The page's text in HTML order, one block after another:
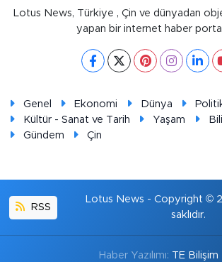
Lotus News, Türkiye , Çin ve dünyadan
yapan bir internet haber
Genel Ekonomi Dünya
Kültür - Sanat ve Tarih
Yaşam
Gündem
Çin
RSS
Lotus News - Copyright ©
saklıdır.
Haber Yazılımı: TE Bilişim